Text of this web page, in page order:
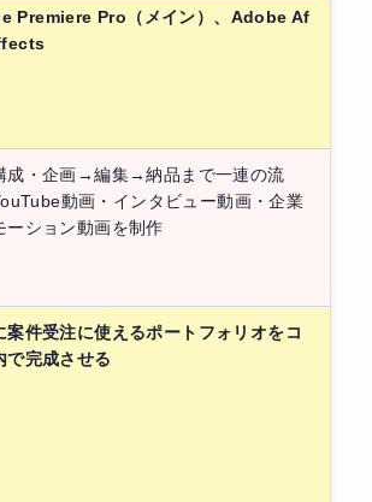
Premiere Pro（メイン）、Adobe Af
成・企画→編集→納品まで一連の流
動画・インタビュー動画・企業
ーション動画を制作
案件受注に使えるポートフォリオをコ
で完成させる